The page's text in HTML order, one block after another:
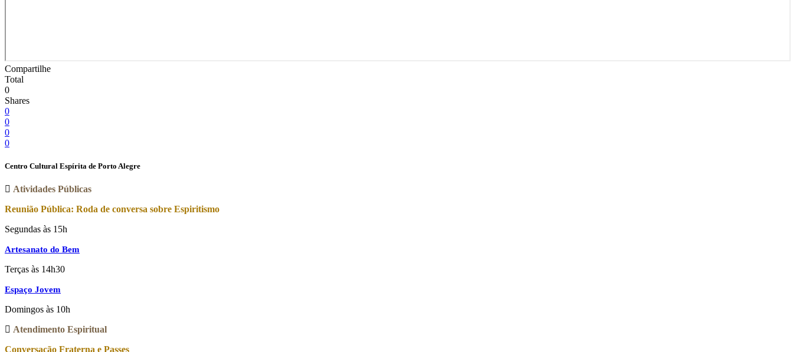
Compartilhe
Total
0
Shares
0
0
0
0
Centro Cultural Espírita de Porto Alegre
Atividades Públicas
Reunião Pública: Roda de conversa sobre Espiritismo
Segundas às 15h
Artesanato do Bem
Terças às 14h30
Espaço Jovem
Domingos às 10h
Atendimento Espiritual
Conversação Fraterna e Passes